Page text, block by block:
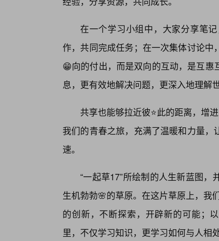
在一个学习小组中，大家分享笔
作，共同完成任务；在一次集体讨论
😁向的付出，而是双向的互动，是互
息，更有效地解决问题，更深入地理解
共享也能够拉近彼⭐此的距离，增
我们的青春之旅，充满了温暖和力量
速。
“一起草17”所绘制的人生新蓝图
生机勃勃🌸的草原。在这片草原上，我
的创新，不断探索，开辟新的可能；
里，不仅学习知识，更学习如何与人相